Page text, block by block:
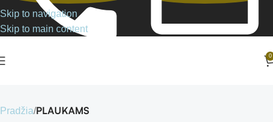
Skip to navigation
Skip to main content
0
Pradžia PLAUKAMS